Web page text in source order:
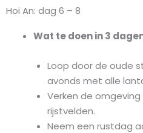
Hoi An: dag 6 – 8
Wat te doen in 3
Loop door de oude
avonds met alle
Verken de
rijstvelden.
Neem een rustdag